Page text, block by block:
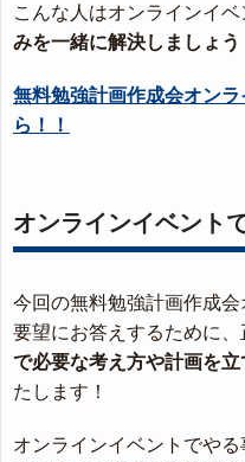
こんな人はオンラインイ
みを一緒に解決しましょう
無料勉強計画作成会オン
ら！！
オンラインイベント
今回の無料勉強計画作成
要望にお答えするために、
で必要な考え方や計画を
たします！
オンラインイベントでや